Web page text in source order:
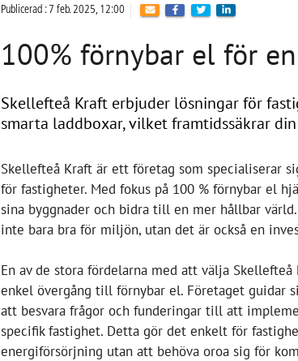
Publicerad : 7 feb. 2025, 12:00
100% förnybar el för
Skellefteå Kraft erbjuder lösningar för
smarta laddboxar, vilket framtidssäkrar
Skellefteå Kraft är ett företag som specialiserar
för fastigheter. Med fokus på 100 % förnybar el
sina byggnader och bidra till en mer hållbar
inte bara bra för miljön, utan det är också en
En av de stora fördelarna med att välja
enkel övergång till förnybar el. Företaget guidar
att besvara frågor och funderingar till att
specifik fastighet. Detta gör det enkelt för
energiförsörjning utan att behöva oroa sig för